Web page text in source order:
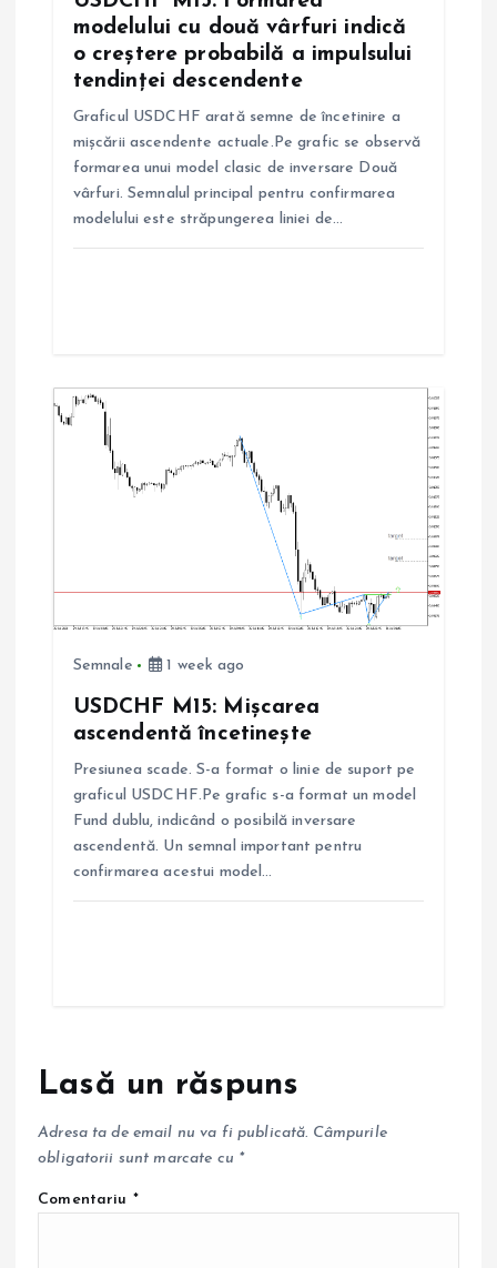
modelului cu două vârfuri indică
o creștere probabilă a impulsului
tendinței descendente
Graficul USDCHF arată semne de încetinire a
mișcării ascendente actuale.Pe grafic se observă
formarea unui model clasic de inversare Două
vârfuri. Semnalul principal pentru confirmarea
modelului este străpungerea liniei de…
Semnale 1 week ago
USDCHF M15: Mișcarea
ascendentă încetinește
Presiunea scade. S-a format o linie de suport pe
graficul USDCHF.Pe grafic s-a format un model
Fund dublu, indicând o posibilă inversare
ascendentă. Un semnal important pentru
confirmarea acestui model…
Lasă un răspuns
Adresa ta de email nu va fi publicată. Câmpurile
obligatorii sunt marcate cu *
Comentariu *